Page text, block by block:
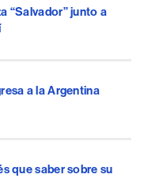
“Salvador” junto a
a la Argentina
que saber sobre su